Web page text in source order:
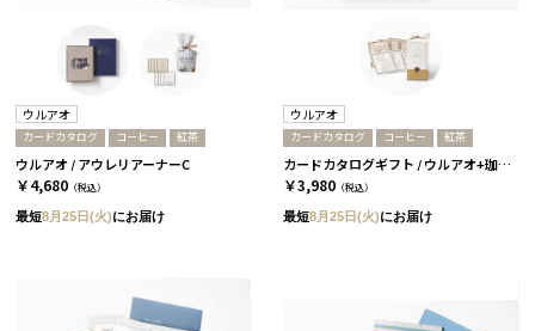
ウルアオ
カードカタログ コーヒー 紅茶
ウルアオ / アウレリアーナーC
￥4,680 （税込）
最短8月25日(火)にお届け
ウルアオ
カードカタログ コーヒー 紅茶
カードカタログギフト / ウルアオ+珈琲＆紅茶セット / アウレリアーナーC
￥3,980 （税込）
最短8月25日(火)にお届け